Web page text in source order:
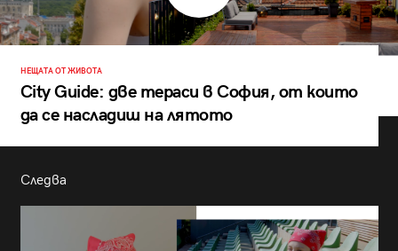
НЕЩАТА ОТ ЖИВОТА
City Guide: две тераси в София, от които
да се насладиш на лятото
Следва